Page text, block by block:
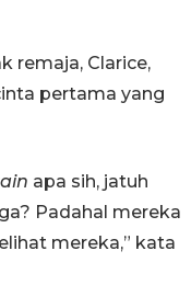
remaja, Clarice,
pertama yang
apa sih, jatuh
Padahal mereka
mereka,” kata